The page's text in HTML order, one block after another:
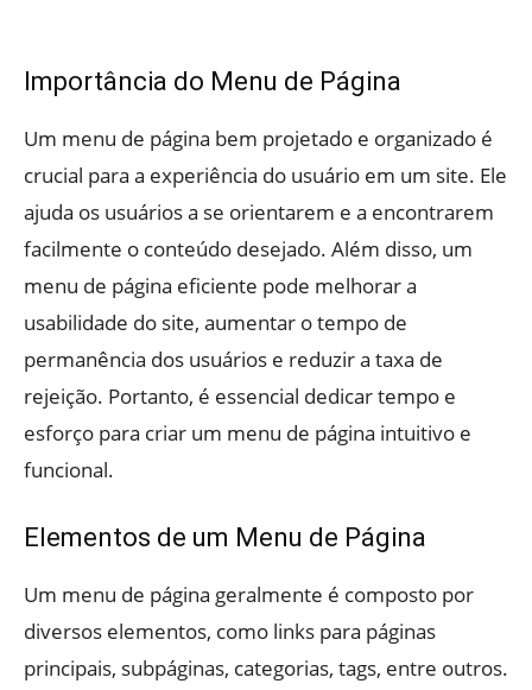
Importância do Menu de Página
Um menu de página bem projetado e organizado é
crucial para a experiência do usuário em um site. Ele
ajuda os usuários a se orientarem e a encontrarem
facilmente o conteúdo desejado. Além disso, um
menu de página eficiente pode melhorar a
usabilidade do site, aumentar o tempo de
permanência dos usuários e reduzir a taxa de
rejeição. Portanto, é essencial dedicar tempo e
esforço para criar um menu de página intuitivo e
funcional.
Elementos de um Menu de Página
Um menu de página geralmente é composto por
diversos elementos, como links para páginas
principais, subpáginas, categorias, tags, entre outros.